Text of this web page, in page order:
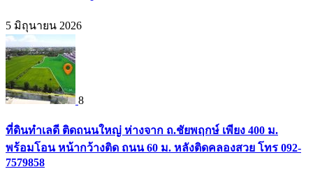
5 มิถุนายน 2026
8
ที่ดินทำเลดี ติดถนนใหญ่ ห่างจาก ถ.ชัยพฤกษ์ เพียง 400 ม.
พร้อมโอน หน้ากว้างติด ถนน 60 ม. หลังติดคลองสวย โทร 092-
7579858